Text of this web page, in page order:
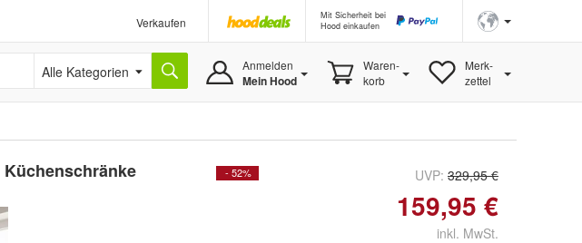
Verkaufen
Mit Sicherheit bei
Hood einkaufen
Alle Kategorien Anmelden
Mein Hood
Waren-
korb
Merk-
zettel
- 52% UVP: 329,95 €
159,95 €
inkl. MwSt.